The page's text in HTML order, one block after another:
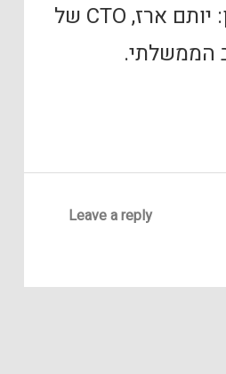
אורחנו באולפן: יותם ארז, CTO של
הממשלתי.
Leave a reply